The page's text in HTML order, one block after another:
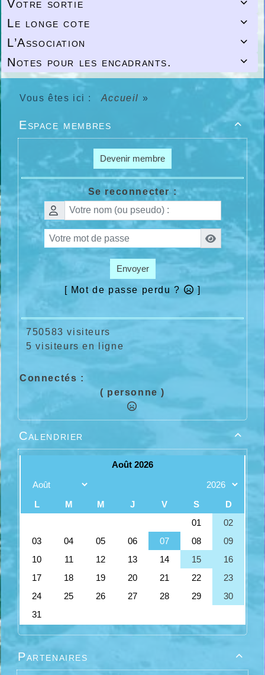

Votre sortie

Le longe cote

L’Association

Notes pour les encadrants.
déroulement irréprochable.
Retour sur le championnat en
Vous êtes ici : Accueil »

Espace membres
Devenir membre
Se reconnecter :
Envoyer
[ Mot de passe perdu ? ]
750583 visiteurs
5 visiteurs en ligne
Connectés :
( personne )

Calendrier

Partenaires